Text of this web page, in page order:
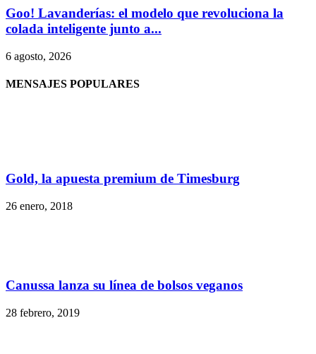
Goo! Lavanderías: el modelo que revoluciona la
colada inteligente junto a...
6 agosto, 2026
MENSAJES POPULARES
Gold, la apuesta premium de Timesburg
26 enero, 2018
Canussa lanza su línea de bolsos veganos
28 febrero, 2019